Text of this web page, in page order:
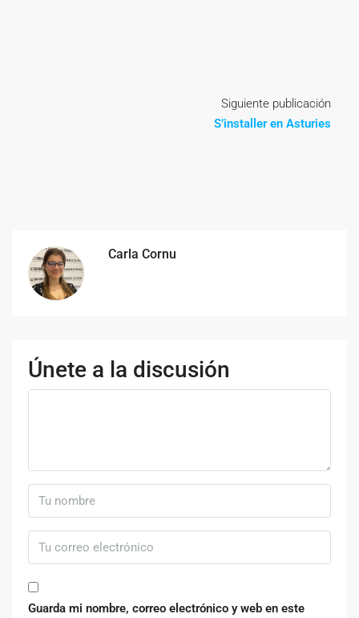
Siguiente publicación
S’installer en Asturies
Carla Cornu
Únete a la discusión
Guarda mi nombre, correo electrónico y web en este